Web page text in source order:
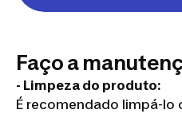
Faço a
- Limpeza do produto:
É recomendado limpá-lo